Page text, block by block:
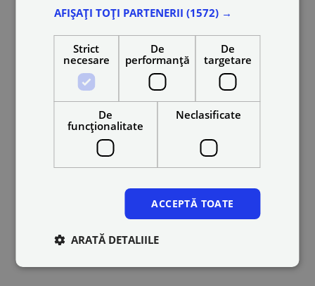
AFIȘAȚI TOȚI PARTENERII (1572) →
Strict
necesare
De
performanță
De
targetare
De
funcţionalitate
Neclasificate
ACCEPTĂ TOATE
ARATĂ DETALIILE